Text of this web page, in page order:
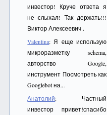
инвестор! Круче ответа я
не слыхал! Так держать!!!
Виктор Алексеевич .
Valentina: Я еще использую
микроразметку schema,
авторство Google,
инструмент Посмотреть как
Googlebot на...
Анатолий: Частный
инвестор привет!спасибо